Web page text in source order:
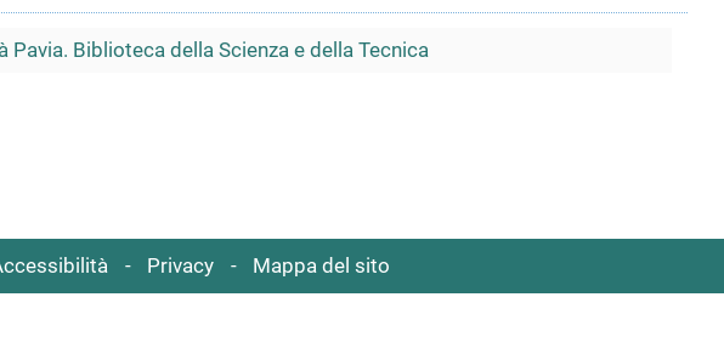
Pavia. Biblioteca della Scienza e della Tecnica
Privacy Mappa del sito